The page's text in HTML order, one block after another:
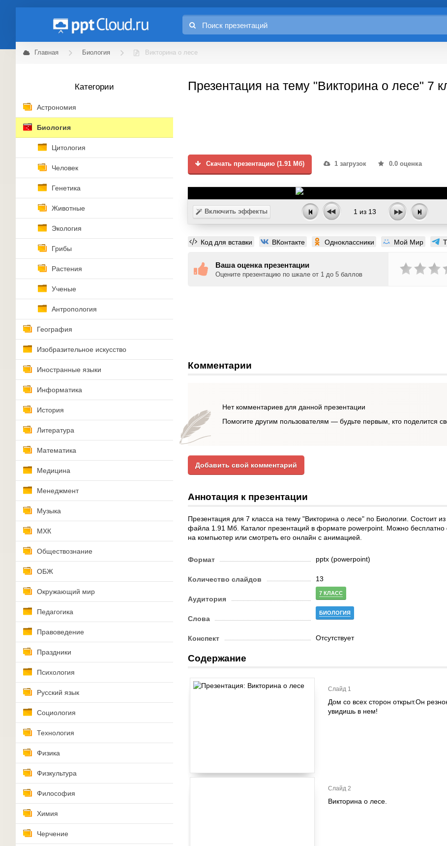
Главная Биология Викторина о лесе
Категории
Астрономия
Биология
Цитология
Человек
Генетика
Животные
Экология
Грибы
Растения
Ученые
Антропология
География
Изобразительное искусство
Иностранные языки
Информатика
История
Литература
Математика
Медицина
Менеджмент
Музыка
МХК
Обществознание
ОБЖ
Окружающий мир
Педагогика
Правоведение
Праздники
Психология
Русский язык
Социология
Технология
Физика
Физкультура
Философия
Химия
Черчение
Презентация на тему "Викторина о лесе" 7
Скачать презентацию (1.91 Мб) 1 загрузок 0.0 оценка
Включить эффекты 1 из 13
Код для вставки ВКонтакте Одноклассники Мой Мир
Ваша оценка презентации
Оцените презентацию по шкале от 1 до 5 баллов
Комментарии
Нет комментариев для данной презентации
Помогите другим пользователям — будьте первым, кто поделится
Добавить свой комментарий
Аннотация к презентации
Презентация для 7 класса на тему "Викторина о лесе" по Биологии. Состоит
файла 1.91 Мб. Каталог презентаций в формате powerpoint. Можно бесплатно
на компьютер или смотреть его онлайн с анимацией.
Формат pptx (powerpoint)
Количество слайдов 13
Аудитория
7 КЛАСС
Слова
БИОЛОГИЯ
Конспект Отсутствует
Содержание
Слайд 1
Дом со всех сторон открыт.Он
увидишь в нем!
Слайд 2
Викторина о лесе.